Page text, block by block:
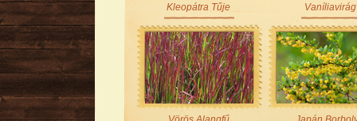
Kleopátra Tűje Vaníliavirág